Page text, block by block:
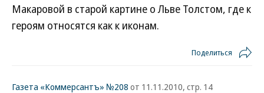
Макаровой в старой картине о Льве Толстом, где к
героям относятся как к иконам.
Поделиться
Газета «Коммерсантъ» №208 от 11.11.2010, стр. 14